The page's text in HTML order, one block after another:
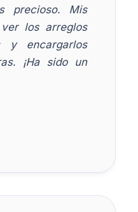
precioso. Mis
los arreglos
y encargarlos
¡Ha sido un